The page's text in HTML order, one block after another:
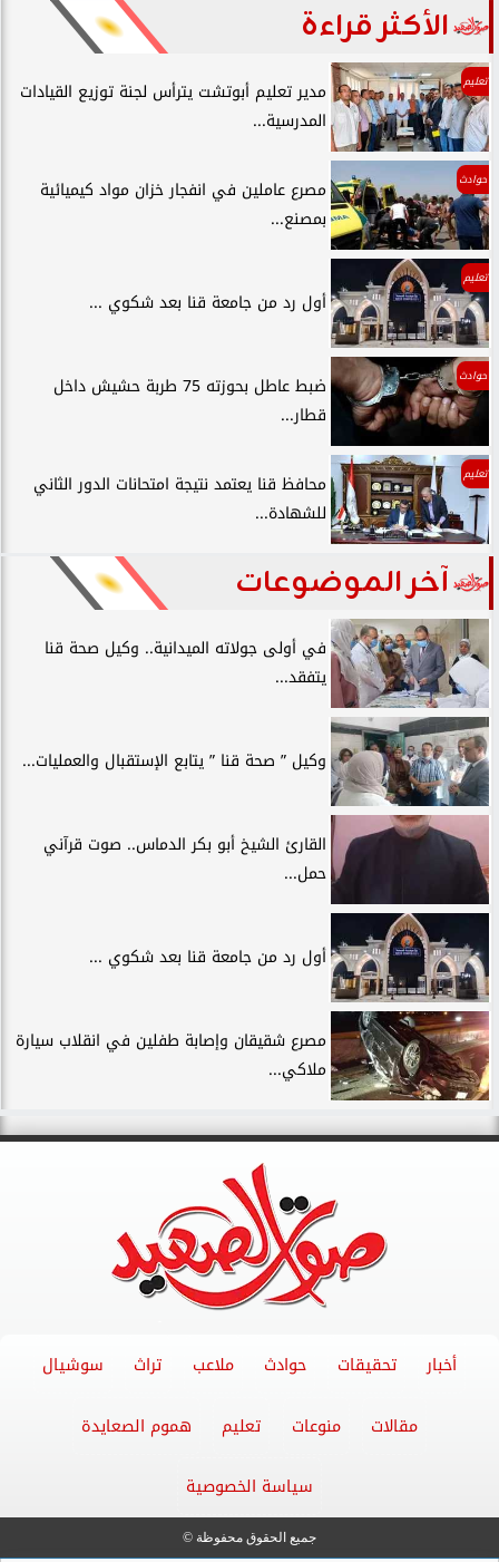
الأكثر قراءة
تعليم
مدير تعليم أبوتشت يترأس لجنة توزيع القيادات
المدرسية...
حوادث
مصرع عاملين في انفجار خزان مواد كيميائية
بمصنع...
تعليم
أول رد من جامعة قنا بعد شكوي ...
حوادث
ضبط عاطل بحوزته 75 طربة حشيش داخل
قطار...
تعليم
محافظ قنا يعتمد نتيجة امتحانات الدور الثاني
للشهادة...
آخر الموضوعات
في أولى جولاته الميدانية.. وكيل صحة قنا
يتفقد...
وكيل ” صحة قنا ” يتابع الإستقبال والعمليات...
القارئ الشيخ أبو بكر الدماس.. صوت قرآني
حمل...
أول رد من جامعة قنا بعد شكوي ...
مصرع شقيقان وإصابة طفلين في انقلاب سيارة
ملاكي...
أخبار تحقيقات حوادث ملاعب تراث سوشيال
مقالات منوعات تعليم هموم الصعايدة
سياسة الخصوصية
جميع الحقوق محفوظة ©